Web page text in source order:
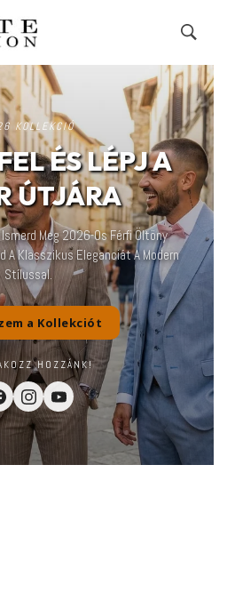
KOLLEKCIÓ
ÉS LÉPJ A
ÚTJÁRA
Meg 2026-Os Férfi Öltöny
A Klasszikus Eleganciát A Modern
Stílussal.
a Kollekciót
HOZZÁNK!